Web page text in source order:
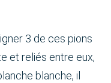
3 de ces pions
et reliés entre eux,
blanche, il